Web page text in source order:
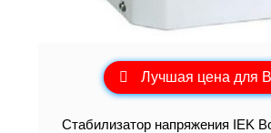
Лучшая цена для
Стабилизатор напряжения IEK